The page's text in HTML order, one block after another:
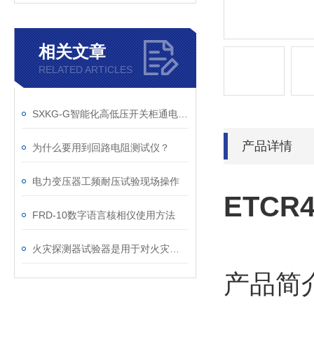
相关文章
RELATED ARTICLES
为什么要用到回路电阻测试仪？
电力变压器工频耐压试验现场操作
FRD-10数字语言核相仪使用方法
产品详情
产品简